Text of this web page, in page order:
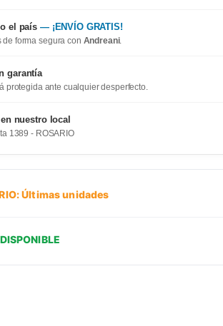
el país — ¡ENVÍO GRATIS!
de forma segura con Andreani.
garantía
protegida ante cualquier desperfecto.
nuestro local
1389 - ROSARIO
Últimas unidades